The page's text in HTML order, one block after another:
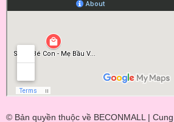
© Bản quyền thuộc về BECONMALL |